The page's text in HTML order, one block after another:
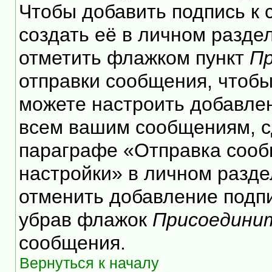
Чтобы добавить подпись
создать её в личном
отметить флажком пункт
отправки сообщения,
можете настроить
всем вашим сообщениям,
параграфе «Отправка
настройки» в личном
отменить добавление
убрав флажок
сообщения.
Вернуться к началу